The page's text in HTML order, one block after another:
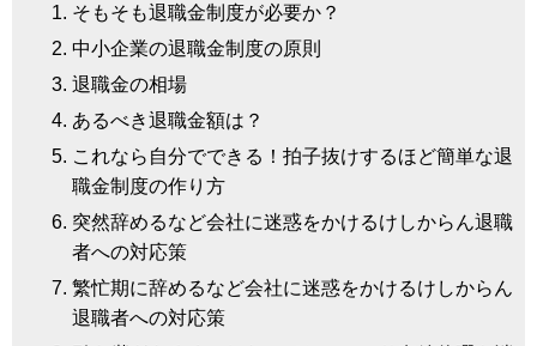
そもそも退職金制度が必要か？
中小企業の退職金制度の原則
退職金の相場
あるべき退職金額は？
これなら自分でできる！拍子抜けするほど簡単な退
職金制度の作り方
突然辞めるなど会社に迷惑をかけるけしからん退職
者への対応策
繁忙期に辞めるなど会社に迷惑をかけるけしからん
退職者への対応策